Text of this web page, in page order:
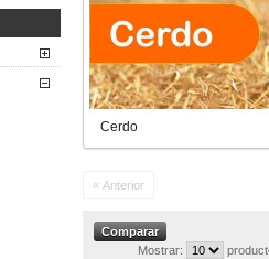
Cerdo
« Anterior
Mostrar: